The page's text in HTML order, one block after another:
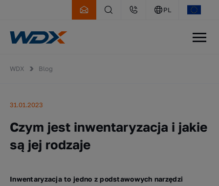
PL
WDX Blog
31.01.2023
Czym jest inwentaryzacja i jakie
są jej rodzaje
Inwentaryzacja to jedno z podstawowych narzędzi